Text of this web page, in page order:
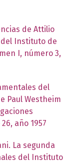
de Attilio
Instituto de
I, número 3,
del
Paul Westheim
año 1957
La segunda
del Instituto